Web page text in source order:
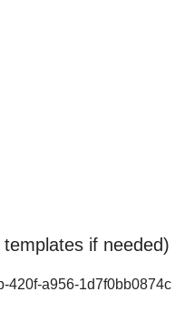
if needed)
420f-a956-1d7f0bb0874c